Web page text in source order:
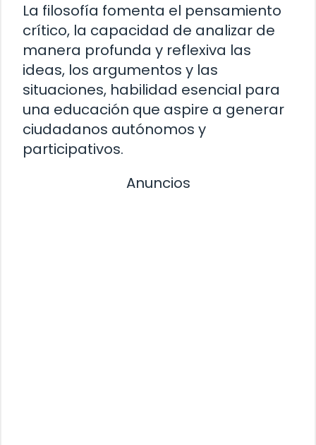
La filosofía fomenta el pensamiento
crítico, la capacidad de analizar de
manera profunda y reflexiva las
ideas, los argumentos y las
situaciones, habilidad esencial para
una educación que aspire a generar
ciudadanos autónomos y
participativos.
Anuncios